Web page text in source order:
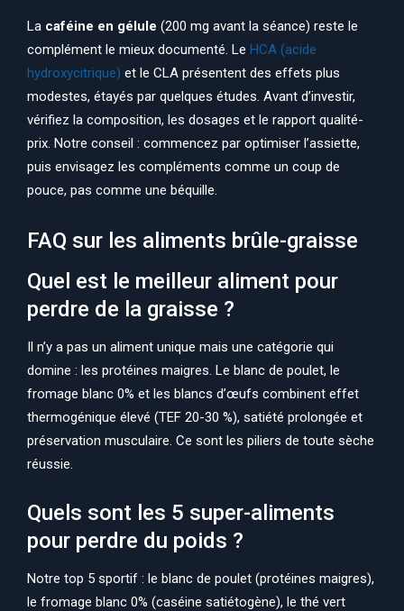
La caféine en gélule (200 mg avant la séance) reste le
complément le mieux documenté. Le HCA (acide
hydroxycitrique) et le CLA présentent des effets plus
modestes, étayés par quelques études. Avant d’investir,
vérifiez la composition, les dosages et le rapport qualité-
prix. Notre conseil : commencez par optimiser l’assiette,
puis envisagez les compléments comme un coup de
pouce, pas comme une béquille.
FAQ sur les aliments brûle-graisse
Quel est le meilleur aliment pour
perdre de la graisse ?
Il n’y a pas un aliment unique mais une catégorie qui
domine : les protéines maigres. Le blanc de poulet, le
fromage blanc 0% et les blancs d’œufs combinent effet
thermogénique élevé (TEF 20-30 %), satiété prolongée et
préservation musculaire. Ce sont les piliers de toute sèche
réussie.
Quels sont les 5 super-aliments
pour perdre du poids ?
Notre top 5 sportif : le blanc de poulet (protéines maigres),
le fromage blanc 0% (caséine satiétogène), le thé vert